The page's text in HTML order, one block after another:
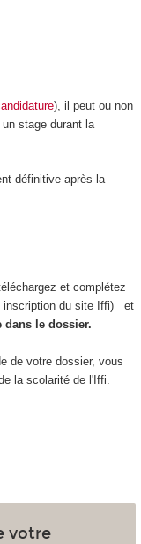
), il peut ou non
stage durant la
définitive après la
et complétez
inscription du site Iffi) et
dans le dossier.
de votre dossier, vous
la scolarité de l'Iffi.
votre